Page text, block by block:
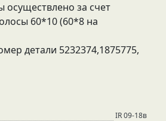
осуществлено за счет
60*10 (60*8 на
детали 5232374,1875775,
IR 09-18в